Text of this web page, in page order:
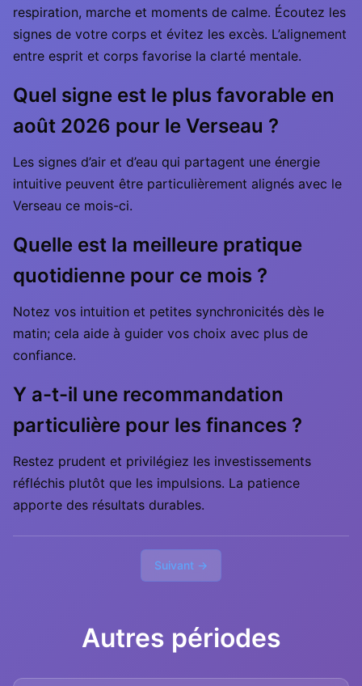
respiration, marche et moments de calme. Écoutez les
signes de votre corps et évitez les excès. L’alignement
entre esprit et corps favorise la clarté mentale.
Quel signe est le plus favorable en
août 2026 pour le Verseau ?
Les signes d’air et d’eau qui partagent une énergie
intuitive peuvent être particulièrement alignés avec le
Verseau ce mois-ci.
Quelle est la meilleure pratique
quotidienne pour ce mois ?
Notez vos intuition et petites synchronicités dès le
matin; cela aide à guider vos choix avec plus de
confiance.
Y a-t-il une recommandation
particulière pour les finances ?
Restez prudent et privilégiez les investissements
réfléchis plutôt que les impulsions. La patience
apporte des résultats durables.
Suivant →
Autres périodes